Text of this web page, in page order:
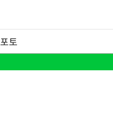
포토